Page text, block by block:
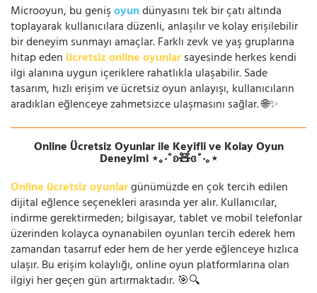
Microoyun, bu genişoyundünyasını tek bir çatı altında
toplayarak kullanıcılara düzenli, anlaşılır ve kolay erişilebilir
bir deneyim sunmayı amaçlar. Farklı zevk ve yaş gruplarına
hitap eden ücretsiz online oyunlarsayesinde herkes kendi
ilgi alanına uygun içeriklere rahatlıkla ulaşabilir. Sade
tasarım, hızlı erişim ve ücretsiz oyun anlayışı, kullanıcıların
aradıkları eğlenceye zahmetsizce ulaşmasını sağlar. 🌐✨
Online Ücretsiz Oyunlar ile Keyifli ve Kolay Oyun
Deneyimi ⋆｡‧˚ʚ🧸ɞ˚‧｡⋆
Online ücretsiz oyunlargünümüzde en çok tercih edilen
dijital eğlence seçenekleri arasında yer alır. Kullanıcılar,
indirme gerektirmeden; bilgisayar, tablet ve mobil telefonlar
üzerinden kolayca oynanabilen oyunları tercih ederek hem
zamandan tasarruf eder hem de her yerde eğlenceye hızlıca
ulaşır. Bu erişim kolaylığı, online oyun platformlarına olan
ilgiyi her geçen gün artırmaktadır. 🎯🔍